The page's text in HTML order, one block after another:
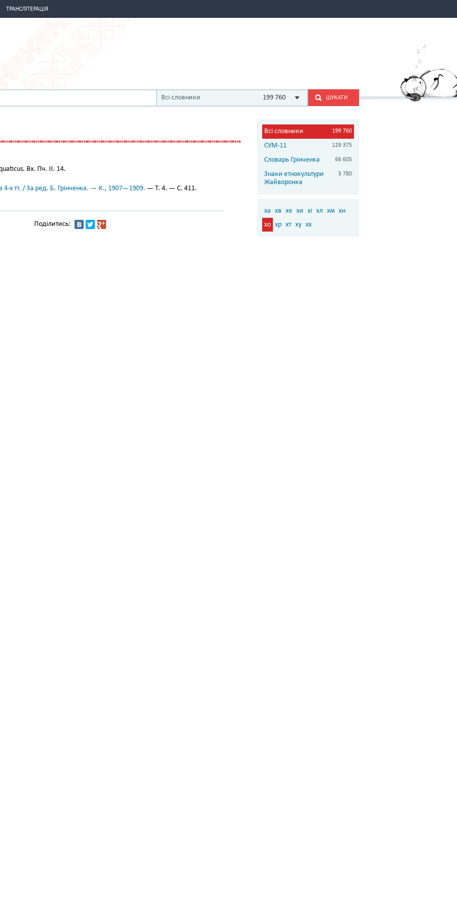
ТРАНСЛІТЕРАЦІЯ
Всі словники 199 760 ШУКАТИ
Вх. Пч. II. 14.
4-х тт. / За ред. Б. Грінченка. — К., 1907—1909. — Т. 4. — С. 411.
Поділитись:
Всі словники 199 760
СУМ-11 129 375
Словарь Грінченка 66 605
Знаки етнокультури
Жайворонка
3 780
ха хв хе хи хі хл хм хн
хо хр хт ху хх